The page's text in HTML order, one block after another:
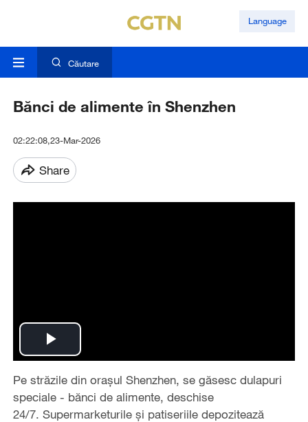
Language
Căutare
Bănci de alimente în Shenzhen
02:22:08,23-Mar-2026
Share
Play
Video
Pe străzile din orașul Shenzhen, se găsesc dulapuri
speciale - bănci de alimente, deschise
24/7. Supermarketurile și patiseriile depozitează